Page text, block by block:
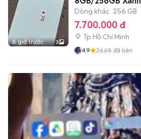
8 giờ trước 3
Dòng khác 256 GB
7.700.000 đ
Tp Hồ Chí Minh
4.9 2668 đã bán